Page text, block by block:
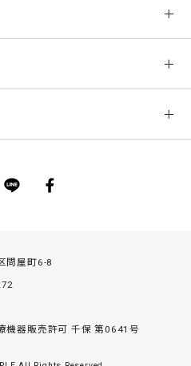
問屋町6-8
機器販売許可 千保 第0641号